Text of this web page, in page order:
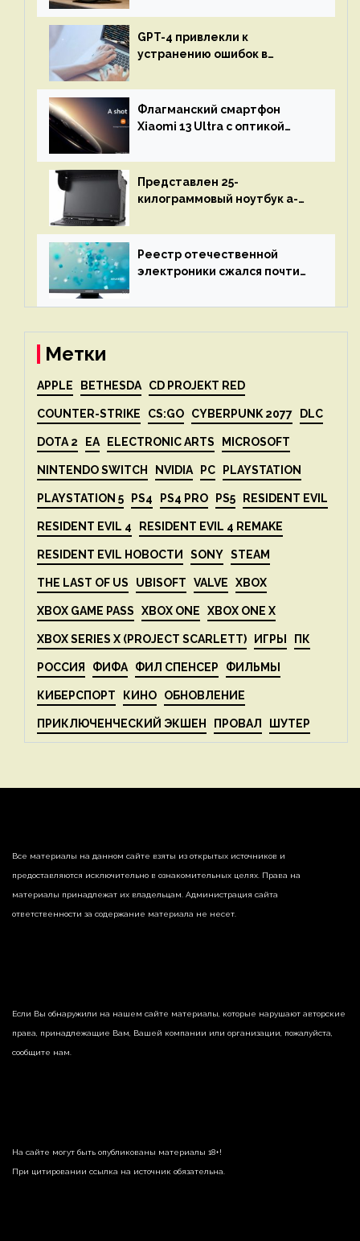
GPT-4 привлекли к
устранению ошибок в
остановится до полного
восстановления кода и
объяснит, что пошло не так
Флагманский смартфон
Xiaomi 13 Ultra с оптикой
представят 18 апреля
Представлен 25-
килограммовый ноутбук a-
до 3 Тбайт DDR5 и шесть
дисплеев
Реестр отечественной
электроники сжался почти
Метки
APPLE BETHESDA CD PROJEKT RED
COUNTER-STRIKE CS:GO CYBERPUNK 2077 DLC
DOTA 2 EA ELECTRONIC ARTS MICROSOFT
NINTENDO SWITCH NVIDIA PC PLAYSTATION
PLAYSTATION 5 PS4 PS4 PRO PS5 RESIDENT EVIL
RESIDENT EVIL 4 RESIDENT EVIL 4 REMAKE
RESIDENT EVIL НОВОСТИ SONY STEAM
THE LAST OF US UBISOFT VALVE XBOX
XBOX GAME PASS XBOX ONE XBOX ONE X
XBOX SERIES X (PROJECT SCARLETT) ИГРЫ ПК
РОССИЯ ФИФА ФИЛ СПЕНСЕР ФИЛЬМЫ
КИБЕРСПОРТ КИНО ОБНОВЛЕНИЕ
ПРИКЛЮЧЕНЧЕСКИЙ ЭКШЕН ПРОВАЛ ШУТЕР
Все материалы на данном сайте взяты из открытых источников и
предоставляются исключительно в ознакомительных целях. Права на
материалы принадлежат их владельцам. Администрация сайта
ответственности за содержание материала не несет.
Если Вы обнаружили на нашем сайте материалы, которые нарушают авторские
права, принадлежащие Вам, Вашей компании или организации, пожалуйста,
сообщите нам.
На сайте могут быть опубликованы материалы 18+!
При цитировании ссылка на источник обязательна.